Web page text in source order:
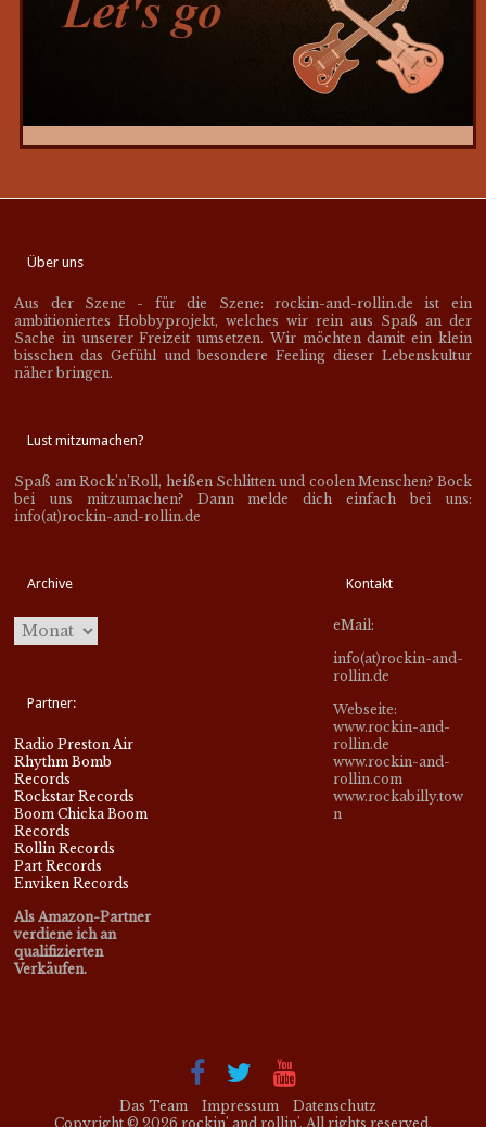
Über uns
Aus der Szene - für die Szene: rockin-and-rollin.de ist ein
ambitioniertes Hobbyprojekt, welches wir rein aus Spaß an der
Sache in unserer Freizeit umsetzen. Wir möchten damit ein klein
bisschen das Gefühl und besondere Feeling dieser Lebenskultur
näher bringen.
Lust mitzumachen?
Spaß am Rock’n’Roll, heißen Schlitten und coolen Menschen? Bock
bei uns mitzumachen? Dann melde dich einfach bei uns:
info(at)rockin-and-rollin.de
Archive
Partner:
Radio Preston Air
Rhythm Bomb
Records
Rockstar Records
Boom Chicka Boom
Records
Rollin Records
Part Records
Enviken Records
Als Amazon-Partner
verdiene ich an
qualifizierten
Verkäufen.
Kontakt
eMail:
info(at)rockin-and-
rollin.de
Webseite:
www.rockin-and-
rollin.de
www.rockin-and-
rollin.com
www.rockabilly.tow
n
Das Team Impressum
Datenschutz
Copyright © 2026 rockin' and rollin'. All rights reserved.